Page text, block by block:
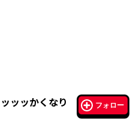
ッッかくなり
フォロー